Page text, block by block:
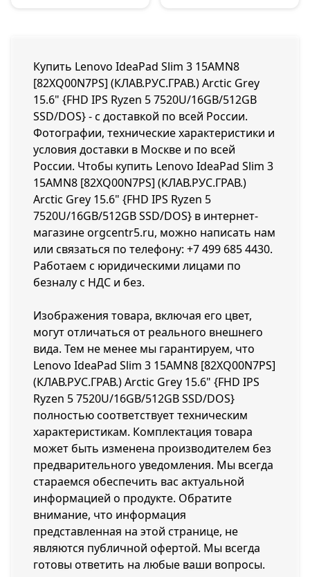
Купить Lenovo IdeaPad Slim 3 15AMN8
[82XQ00N7PS] (КЛАВ.РУС.ГРАВ.) Arctic Grey
15.6" {FHD IPS Ryzen 5 7520U/16GB/512GB
SSD/DOS} - с доставкой по всей России.
Фотографии, технические характеристики и
условия доставки в Москве и по всей
России. Чтобы купить Lenovo IdeaPad Slim 3
15AMN8 [82XQ00N7PS] (КЛАВ.РУС.ГРАВ.)
Arctic Grey 15.6" {FHD IPS Ryzen 5
7520U/16GB/512GB SSD/DOS} в интернет-
магазине orgcentr5.ru, можно написать нам
или связаться по телефону: +7 499 685 4430.
Работаем с юридическими лицами по
безналу с НДС и без.
Изображения товара, включая его цвет,
могут отличаться от реального внешнего
вида. Тем не менее мы гарантируем, что
Lenovo IdeaPad Slim 3 15AMN8 [82XQ00N7PS]
(КЛАВ.РУС.ГРАВ.) Arctic Grey 15.6" {FHD IPS
Ryzen 5 7520U/16GB/512GB SSD/DOS}
полностью соответствует техническим
характеристикам. Комплектация товара
может быть изменена производителем без
предварительного уведомления. Мы всегда
стараемся обеспечить вас актуальной
информацией о продукте. Обратите
внимание, что информация
представленная на этой странице, не
являются публичной офертой. Мы всегда
готовы ответить на любые ваши вопросы.